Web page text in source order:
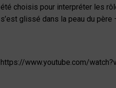
été choisis pour interpréter les
s’est glissé dans la peau du père
https://www.youtube.com/